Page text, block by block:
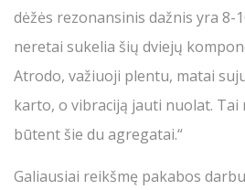
dėžės rezonansinis dažnis yra 8-
neretai sukelia šių dviejų
Atrodo, važiuoji plentu, matai
karto, o vibraciją jauti nuolat. Tai
būtent šie du agregatai.“
Galiausiai reikšmę pakabos